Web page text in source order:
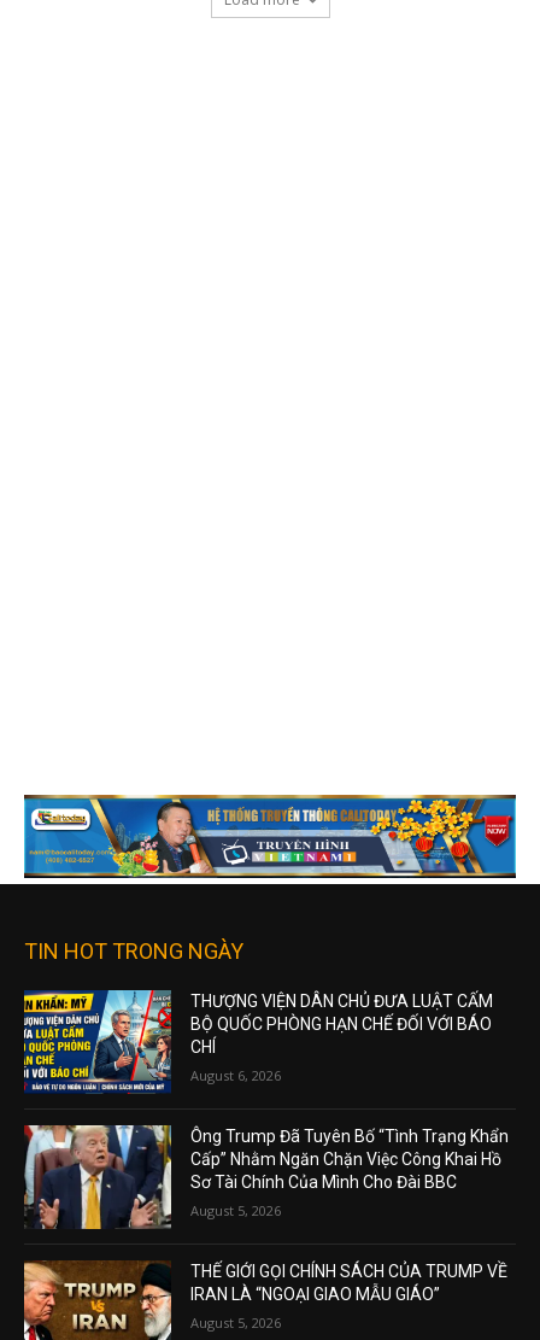
TIN HOT TRONG NGÀY
THƯỢNG VIỆN DÂN CHỦ ĐƯA LUẬT CẤM
BỘ QUỐC PHÒNG HẠN CHẾ ĐỐI VỚI BÁO
CHÍ
August 6, 2026
Ông Trump Đã Tuyên Bố “Tình Trạng Khẩn
Cấp” Nhằm Ngăn Chặn Việc Công Khai Hồ
Sơ Tài Chính Của Mình Cho Đài BBC
August 5, 2026
THẾ GIỚI GỌI CHÍNH SÁCH CỦA TRUMP VỀ
IRAN LÀ “NGOẠI GIAO MẪU GIÁO”
August 5, 2026